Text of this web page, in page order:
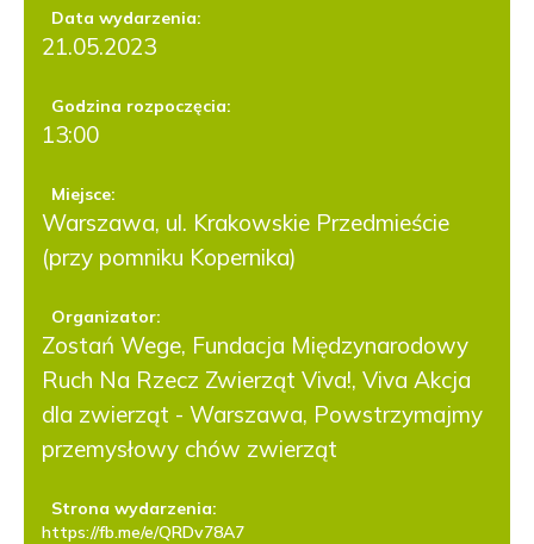
Data wydarzenia:
21.05.2023
Godzina rozpoczęcia:
13:00
Miejsce:
Warszawa, ul. Krakowskie Przedmieście
(przy pomniku Kopernika)
Organizator:
Zostań Wege, Fundacja Międzynarodowy
Ruch Na Rzecz Zwierząt Viva!, Viva Akcja
dla zwierząt - Warszawa, Powstrzymajmy
przemysłowy chów zwierząt
Strona wydarzenia:
https://fb.me/e/QRDv78A7